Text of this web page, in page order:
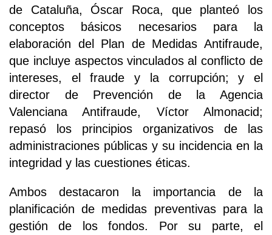
de Cataluña, Óscar Roca, que planteó los
conceptos básicos necesarios para la
elaboración del Plan de Medidas Antifraude,
que incluye aspectos vinculados al conflicto de
intereses, el fraude y la corrupción; y el
director de Prevención de la Agencia
Valenciana Antifraude, Víctor Almonacid;
repasó los principios organizativos de las
administraciones públicas y su incidencia en la
integridad y las cuestiones éticas.
Ambos destacaron la importancia de la
planificación de medidas preventivas para la
gestión de los fondos. Por su parte, el